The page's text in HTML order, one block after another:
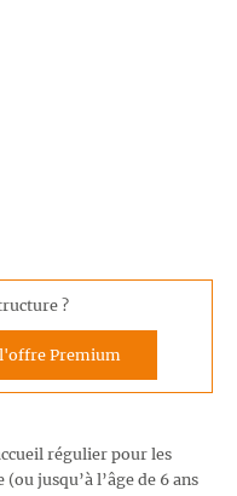
?
Premium
régulier pour les
jusqu’à l’âge de 6 ans